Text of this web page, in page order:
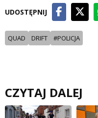
UDOSTĘPNIJ
QUAD DRIFT #POLICJA
CZYTAJ DALEJ